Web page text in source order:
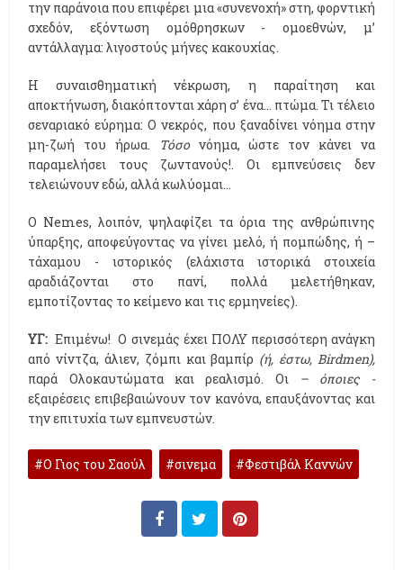
την παράνοια που επιφέρει μια «συνενοχή» στη, φορντική
σχεδόν, εξόντωση ομόθρησκων - ομοεθνών, μ’
αντάλλαγμα: λιγοστούς μήνες κακουχίας.
Η συναισθηματική νέκρωση, η παραίτηση και
αποκτήνωση, διακόπτονται χάρη σ’ ένα… πτώμα. Τι τέλειο
σεναριακό εύρημα: Ο νεκρός, που ξαναδίνει νόημα στην
μη-ζωή του ήρωα.
Τόσονόημα, ώστε τον κάνει να
παραμελήσει τους ζωντανούς!. Οι εμπνεύσεις δεν
τελειώνουν εδώ, αλλά κωλύομαι…
Ο Nemes, λοιπόν, ψηλαφίζει τα όρια της ανθρώπινης
ύπαρξης, αποφεύγοντας να γίνει μελό, ή πομπώδης, ή –
τάχαμου - ιστορικός (ελάχιστα ιστορικά στοιχεία
αραδιάζονται στο πανί, πολλά μελετήθηκαν,
εμποτίζοντας το κείμενο και τις ερμηνείες).
ΥΓ: Επιμένω! Ο σινεμάς έχει ΠΟΛΥ περισσότερη ανάγκη
από νίντζα, άλιεν, ζόμπι και βαμπίρ (ή, έστω, Birdmen),
παρά Ολοκαυτώματα και ρεαλισμό. Οι
– όποιες -
εξαιρέσεις επιβεβαιώνουν τον κανόνα, επαυξάνοντας και
την επιτυχία των εμπνευστών.
Ο Γιος του Σαούλ σινεμα Φεστιβάλ Καννών